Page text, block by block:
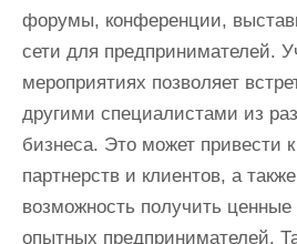
форумы, конференции,
сети для предпринимателей.
мероприятиях позволяет
другими специалистами из
бизнеса. Это может привести
партнерств и клиентов, а
возможность получить
опытных предпринимателей.